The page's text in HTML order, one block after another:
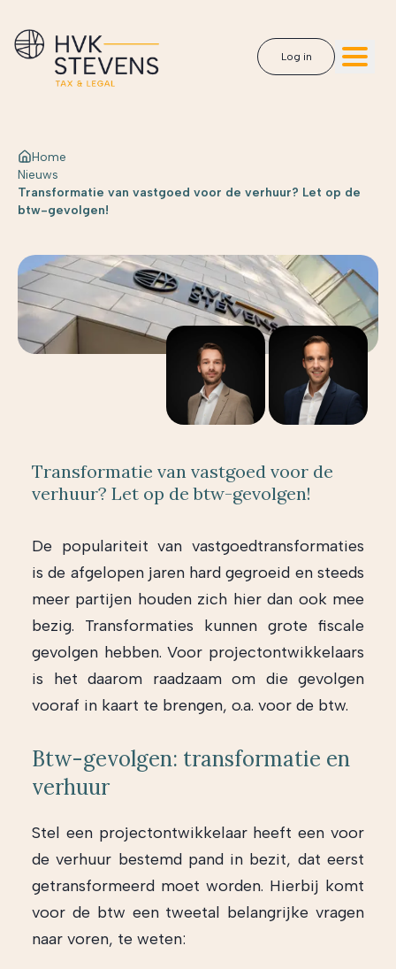
Log in
Home
Nieuws
Transformatie van vastgoed voor de verhuur? Let op de
btw-gevolgen!
Transformatie van vastgoed voor de
verhuur? Let op de btw-gevolgen!
De populariteit van vastgoedtransformaties
is de afgelopen jaren hard gegroeid en steeds
meer partijen houden zich hier dan ook mee
bezig. Transformaties kunnen grote fiscale
gevolgen hebben. Voor projectontwikkelaars
is het daarom raadzaam om die gevolgen
vooraf in kaart te brengen, o.a. voor de btw.
Btw-gevolgen: transformatie en
verhuur
Stel een projectontwikkelaar heeft een voor
de verhuur bestemd pand in bezit, dat eerst
getransformeerd moet worden. Hierbij komt
voor de btw een tweetal belangrijke vragen
naar voren, te weten: